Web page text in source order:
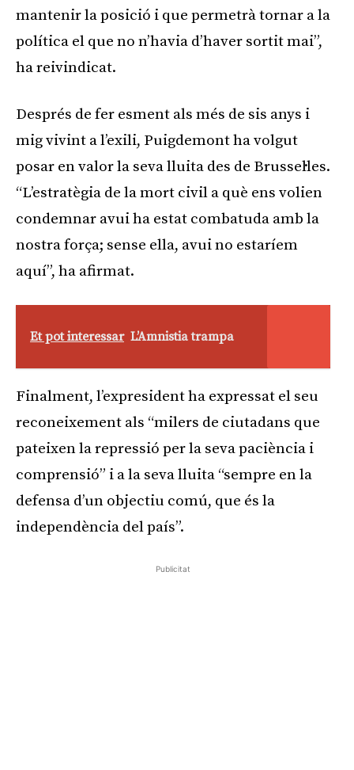
mantenir la posició i que permetrà tornar a la
política el que no n’havia d’haver sortit mai”,
ha reivindicat.
Després de fer esment als més de sis anys i
mig vivint a l’exili, Puigdemont ha volgut
posar en valor la seva lluita des de Brussel·les.
“L’estratègia de la mort civil a què ens volien
condemnar avui ha estat combatuda amb la
nostra força; sense ella, avui no estaríem
aquí”, ha afirmat.
Et pot interessar L’Amnistia trampa
Finalment, l’expresident ha expressat el seu
reconeixement als “milers de ciutadans que
pateixen la repressió per la seva paciència i
comprensió” i a la seva lluita “sempre en la
defensa d’un objectiu comú, que és la
independència del país”.
Publicitat